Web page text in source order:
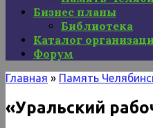
Бизнес планы
Библиотека
Каталог
Форум
Главная » Память
«Уральский